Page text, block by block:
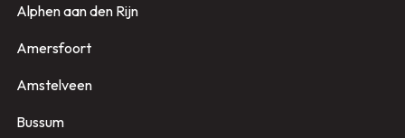
Alphen aan den Rijn
Amersfoort
Amstelveen
Bussum